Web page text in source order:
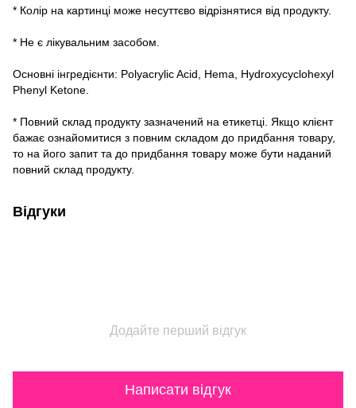
* Колір на картинці може несуттєво відрізнятися від продукту.
* Не є лікувальним засобом.
Основні інгредієнти: Polyacrylic Acid, Hema, Hydroxycyclohexyl
Phenyl Ketone.
* Повний склад продукту зазначений на етикетці. Якщо клієнт
бажає ознайомитися з повним складом до придбання товару,
то на його запит та до придбання товару може бути наданий
повний склад продукту.
Відгуки
Додайте перший відгук
Написати відгук